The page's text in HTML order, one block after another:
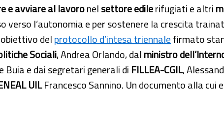
e avviare al lavoronelsettore edilerifugiati e altri
verso l’autonomia e per sostenere la crescita
delprotocollo d’intesa triennalefirmato
Sociali, Andrea Orlando, dalministro
Buia e dai segretari generali di FILLEA-CGIL,
UILFrancesco Sannino. Un documento alla